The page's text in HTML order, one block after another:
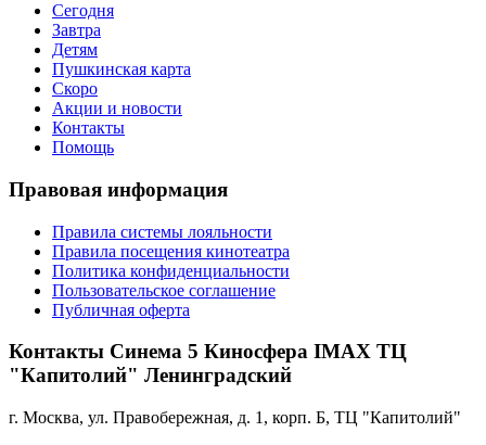
Сегодня
Завтра
Детям
Пушкинская карта
Скоро
Акции и новости
Контакты
Помощь
Правовая информация
Правила системы лояльности
Правила посещения кинотеатра
Политика конфиденциальности
Пользовательское соглашение
Публичная оферта
Контакты Синема 5 Киносфера IMAX ТЦ
"Капитолий" Ленинградский
г. Москва, ул. Правобережная, д. 1, корп. Б, ТЦ "Капитолий"